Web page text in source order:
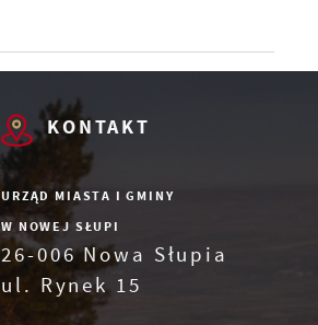
KONTAKT
URZĄD MIASTA I GMINY
W NOWEJ SŁUPI
26-006 Nowa Słupia
ul. Rynek 15